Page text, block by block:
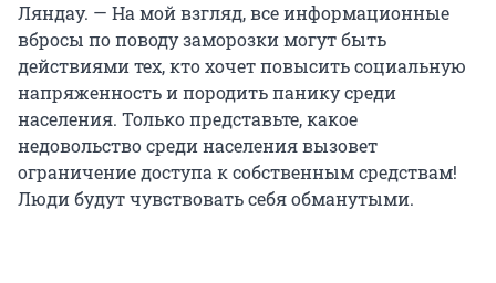
Ляндау. — На мой взгляд, все информационные
вбросы по поводу заморозки могут быть
действиями тех, кто хочет повысить социальную
напряженность и породить панику среди
населения. Только представьте, какое
недовольство среди населения вызовет
ограничение доступа к собственным средствам!
Люди будут чувствовать себя обманутыми.